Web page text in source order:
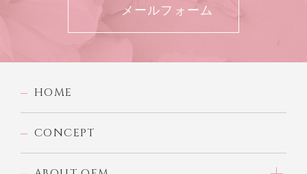
メールフォーム
HOME
CONCEPT